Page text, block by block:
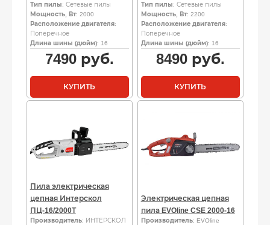
Тип пилы: Сетевые пилы
Мощность, Вт: 2000
Расположение двигателя:
Поперечное
Длина шины (дюйм): 16
7490руб.
КУПИТЬ
Тип пилы: Сетевые пилы
Мощность, Вт: 2200
Расположение двигателя:
Поперечное
Длина шины (дюйм): 16
8490руб.
КУПИТЬ
Пила электрическая
цепная Интерскол
ПЦ-16/2000Т
Производитель: ИНТЕРСКОЛ
Электрическая цепная
пила EVOline CSE 2000-16
Производитель: EVOline